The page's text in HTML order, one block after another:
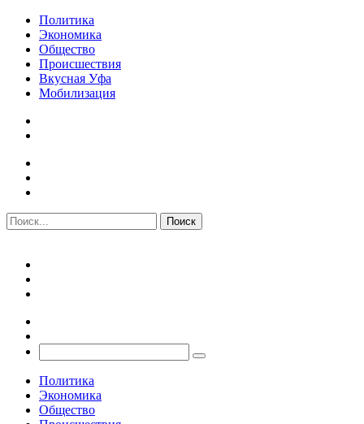
Политика
Экономика
Общество
Происшествия
Вкусная Уфа
Мобилизация
Политика
Экономика
Общество